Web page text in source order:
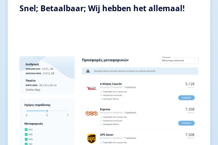
Snel; Betaalbaar; Wij hebben het allemaal!